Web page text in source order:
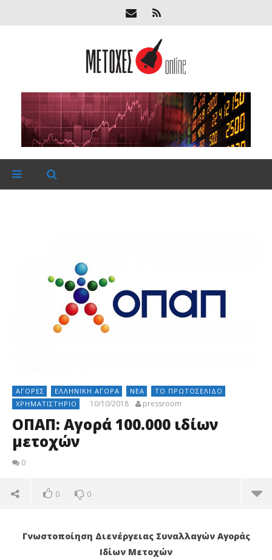
ΑΓΟΡΈΣ ΕΛΛΗΝΙΚΉ ΑΓΟΡΆ ΝΈΑ
ΤΟ ΠΡΩΤΟΣΈΛΙΔΟ
ΧΡΗΜΑΤΙΣΤΉΡΙΟ
10/10/2018 pressroom
ΟΠΑΠ: Αγορά 100.000 ιδίων
μετοχών
0
0 0
Γνωστοποίηση Διενέργειας Συναλλαγών Αγοράς
Ιδίων Μετοχών